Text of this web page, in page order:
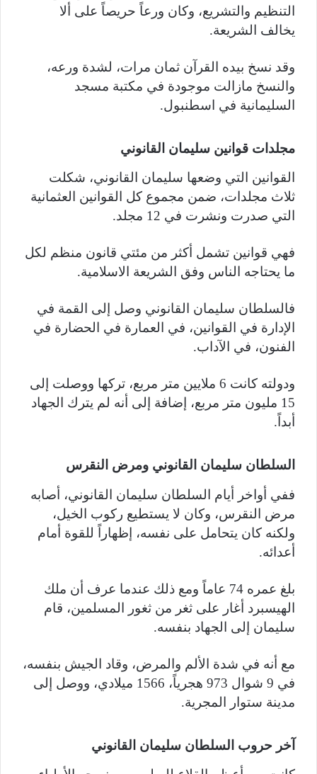
التنظيم والتشريع، وكان ورعاً حريصاً على ألا
يخالف الشريعة.
وقد نسخ بيده القرآن ثمان مرات، لشدة ورعه،
والنسخ مازالت موجودة في مكتبة مسجد
السليمانية في اسطنبول.
مجلدات قوانين سليمان القانوني
القوانين التي وضعها سليمان القانوني، شكلت
ثلاث مجلدات، ضمن مجموع كل القوانين العثمانية
التي صدرت ونشرت في 12 مجلد.
فهي قوانين تشمل أكثر من مئتي قانون منظم لكل
ما يحتاجه الناس وفق الشريعة الاسلامية.
فالسلطان سليمان القانوني وصل إلى القمة في
الإدارة في القوانين، في العمارة في الحضارة في
الفنون، في الآداب.
ودولته كانت 6 ملايين متر مربع، تركها ووصلت إلى
15 مليون متر مربع، إضافة إلى أنه لم يترك الجهاد
أبداً.
السلطان سليمان القانوني ومرض النقرس
ففي أواخر أيام السلطان سليمان القانوني، أصابه
مرض النقرس، وكان لا يستطيع ركوب الخيل،
ولكنه كان يتحامل على نفسه، إظهاراً للقوة أمام
أعدائه.
بلغ عمره 74 عاماً ومع ذلك عندما عرف أن ملك
الهيسبرد أغار على ثغر من ثغور المسلمين، قام
سليمان إلى الجهاد بنفسه.
مع أنه في شدة الألم والمرض، وقاد الجيش بنفسه،
في 9 شوال 973 هجرياً، 1566 ميلادي، ووصل إلى
مدينة ستوار المجرية.
آخر حروب السلطان سليمان القانوني